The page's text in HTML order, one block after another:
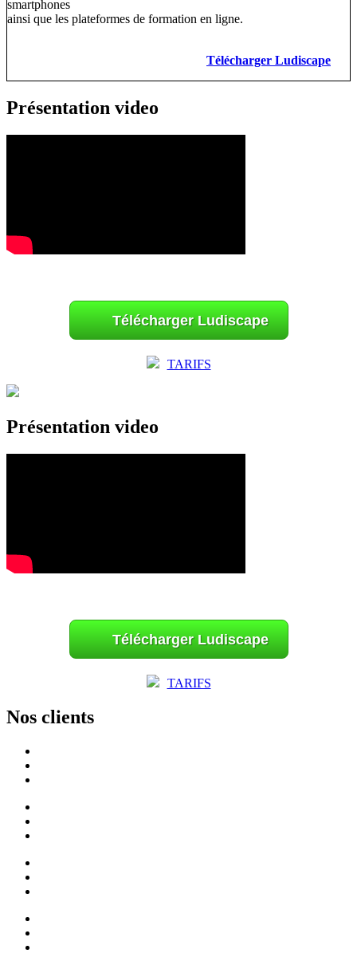
smartphones
ainsi que les plateformes de formation en ligne.
Télécharger Ludiscape
Présentation video
Télécharger Ludiscape
TARIFS
Présentation video
Télécharger Ludiscape
TARIFS
Nos clients